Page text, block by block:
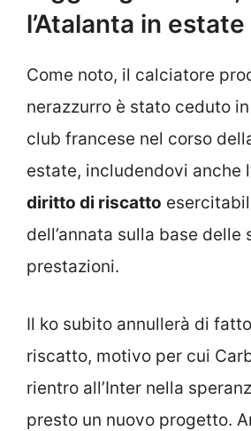
l’Atalanta in estate
Come noto, il calciatore
nerazzurro è stato ceduto
club francese nel corso
estate, includendovi anche
diritto di riscatto
dell’annata sulla base delle
prestazioni.
Il ko subito annullerà di
riscatto, motivo per cui
rientro all’Inter nella
presto un nuovo progetto.